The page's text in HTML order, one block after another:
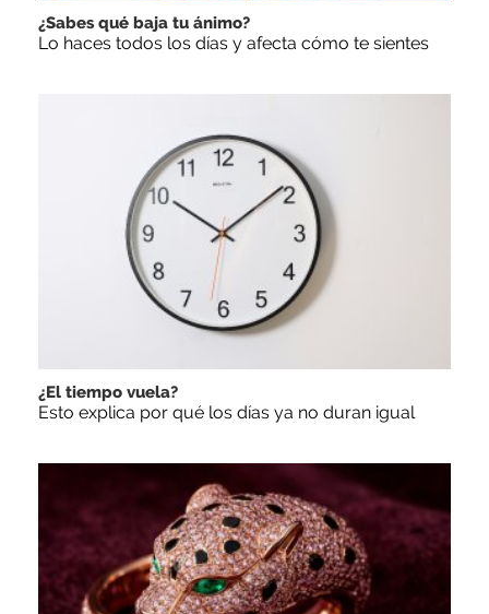
¿Sabes qué baja tu ánimo?
Lo haces todos los días y afecta cómo te sientes
¿El tiempo vuela?
Esto explica por qué los días ya no duran igual